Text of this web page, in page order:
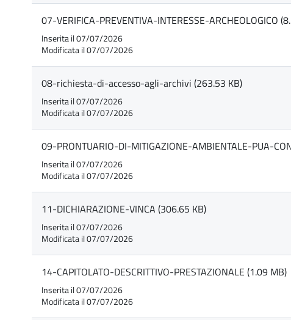
07-VERIFICA-PREVENTIVA-INTERESSE-ARCHEOLOGICO
Inserita il 07/07/2026
Modificata il 07/07/2026
08-richiesta-di-accesso-agli-archivi (263.53 KB)
Inserita il 07/07/2026
Modificata il 07/07/2026
09-PRONTUARIO-DI-MITIGAZIONE-AMBIENTALE-PUA-
Inserita il 07/07/2026
Modificata il 07/07/2026
11-DICHIARAZIONE-VINCA (306.65 KB)
Inserita il 07/07/2026
Modificata il 07/07/2026
14-CAPITOLATO-DESCRITTIVO-PRESTAZIONALE (1.09 MB)
Inserita il 07/07/2026
Modificata il 07/07/2026